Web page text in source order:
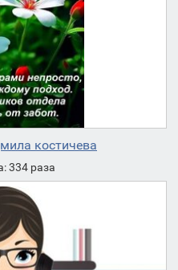
костичева
334 раза